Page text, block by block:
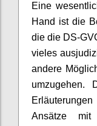
Eine
Hand ist die
die die DS-
vieles
andere
umzugehen.
Ansätze